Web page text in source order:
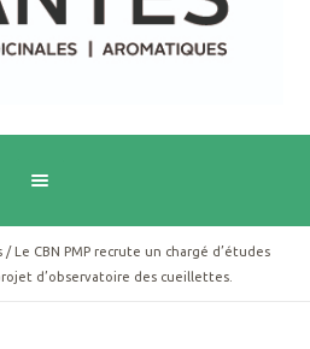
/
Le CBN PMP recrute un chargé d’études
d’observatoire des cueillettes.